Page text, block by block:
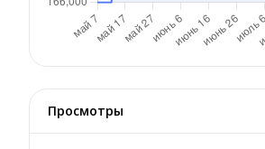
Просмотры